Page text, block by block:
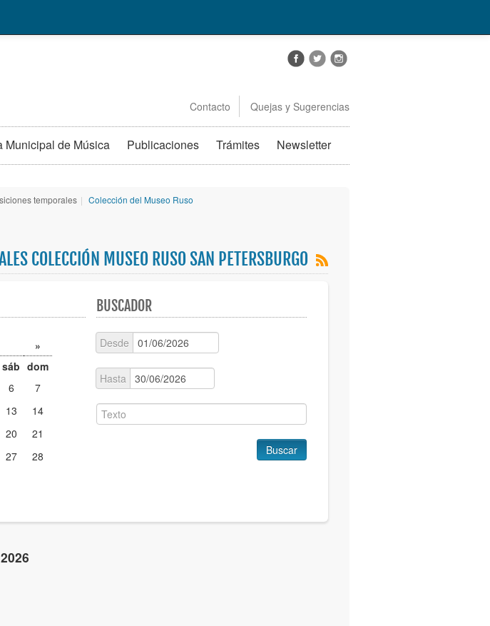
Contacto Quejas y Sugerencias
Municipal de Música Publicaciones Trámites Newsletter
temporales | Colección del Museo Ruso
COLECCIÓN MUSEO RUSO SAN PETERSBURGO
»
sáb dom
6
7
13
14
20
21
27
28
BUSCADOR
Desde
Hasta
Buscar